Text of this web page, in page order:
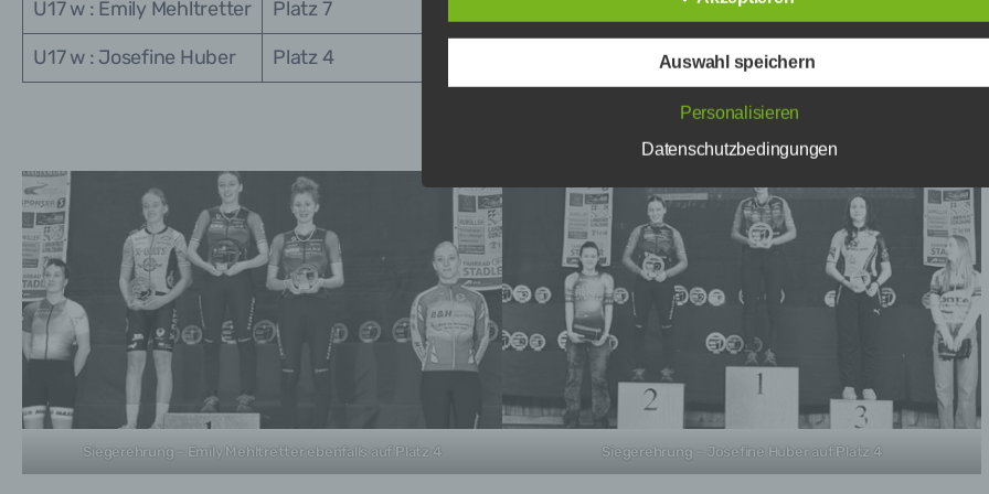
U17 w : Emily Mehltretter
Platz 7
Platz 4
U17 w : Josefine Huber
Platz 4 Platz 17
Siegerehrung – Emily Mehltretter ebenfalls auf Platz 4 Siegerehrung – Josefine Huber auf Platz 4
Kunden und Geschäftspartner einfach lesbar und verständlich sein.
zu gewährleisten, möchten wir vorab die verwendeten Begrifflichkeiten
erläutern.
Wir verwenden in dieser Datenschutzerklärung unter anderem die
Personenbezogene Daten sind alle Informationen, die sich auf
identifizierte oder identifizierbare natürliche Person (im
„betroffene Person") beziehen. Als identifizierbar wird eine
Person angesehen, die direkt oder indirekt, insbesondere mittels
Zuordnung zu einer Kennung wie einem Namen, zu einer
Kennnummer, zu Standortdaten, zu einer Online-Kennung oder
einem oder mehreren besonderen Merkmalen, die Ausdruck der
physischen, physiologischen, genetischen, psychischen,
wirtschaftlichen, kulturellen oder sozialen Identität dieser
Person sind, identifiziert werden kann.
b) betroffene Person
Auswahl speichern
Personalisieren
Datenschutzbedingungen